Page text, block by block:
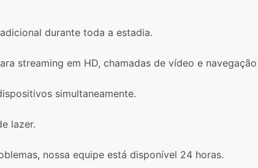
durante toda a estadia.
streaming em HD, chamadas de vídeo e
simultaneamente.
lazer.
nossa equipe está disponível 24 horas.